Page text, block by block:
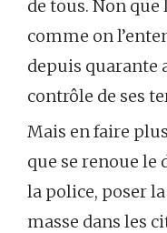
de tous. Non que
comme on
depuis quarante
contrôle de ses
Mais en faire
que se renoue le
la police, poser
masse dans les